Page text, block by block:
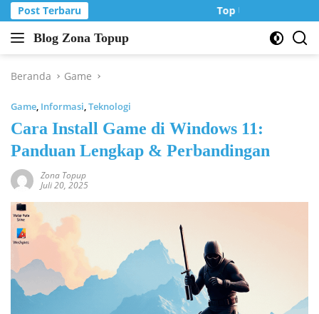
Langsung
ke
konten
Post Terbaru Top Up Murah di
Blog Zona Topup
Tips
Trik
game
online
Beranda Game
Game, Informasi,Teknologi
Cara Install Game di Windows 11:
Panduan Lengkap & Perbandingan
Zona Topup
Juli 20, 2025